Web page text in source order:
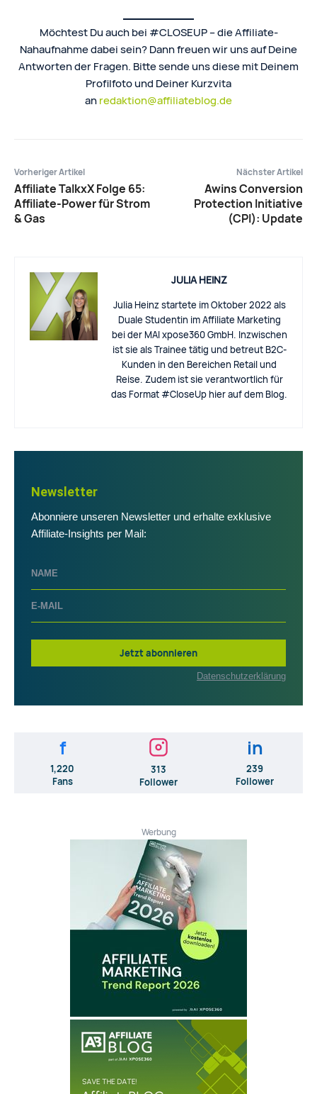
Möchtest Du auch bei #CLOSEUP – die Affiliate-
Nahaufnahme dabei sein? Dann freuen wir uns auf Deine
Antworten der Fragen. Bitte sende uns diese mit Deinem
Profilfoto und Deiner Kurzvita
anredaktion@affiliateblog.de
Vorheriger Artikel
Affiliate TalkxX Folge 65:
Affiliate-Power für Strom
& Gas
Nächster Artikel
Awins Conversion
Protection Initiative
(CPI): Update
JULIA HEINZ
Julia Heinz startete im Oktober 2022 als
Duale Studentin im Affiliate Marketing
bei der MAI xpose360 GmbH. Inzwischen
ist sie als Trainee tätig und betreut B2C-
Kunden in den Bereichen Retail und
Reise. Zudem ist sie verantwortlich für
das Format #CloseUp hier auf dem Blog.
Newsletter
Abonniere unseren Newsletter und erhalte exklusive
Affiliate-Insights per Mail:
Jetzt abonnieren
Datenschutzerklärung
f
1,220
Fans
313
Follower
in
239
Follower
Werbung